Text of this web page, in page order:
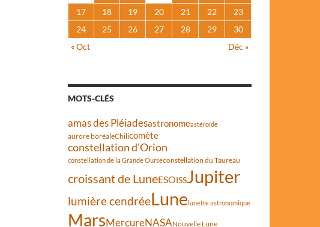
17
18 19 20 21 22
23
24
25 26 27 28 29
30
« Oct
Déc »
MOTS-CLÉS
amas des Pléiadesastronomeastéroïde
aurore boréaleChilicomète
constellation d'Orion
constellation de la Grande Ourseconstellation du Taureau
croissant de LuneESOISSJupiter
lumière cendréeLunelunette astronomique
MarsMercureNASANouvelle Lune